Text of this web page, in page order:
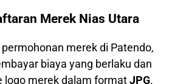
Merek Nias Utara
merek di Patendo,
biaya yang berlaku dan
logo merek dalam formatJPG.